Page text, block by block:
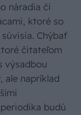
náradia či
ktoré so
Chýbať
čitateľom
výsadbou
ale napríklad
budú